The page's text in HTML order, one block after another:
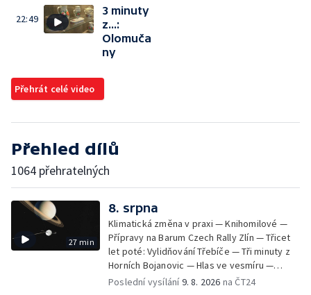
22:49
3 minuty
z...:
Olomuča
ny
Přehrát celé video
Přehled dílů
1064 přehratelných
27 min
8. srpna
Klimatická změna v praxi — Knihomilové —
Přípravy na Barum Czech Rally Zlín — Třicet
let poté: Vylidňování Třebíče — Tři minuty z
Horních Bojanovic — Hlas ve vesmíru —
iReportéři soutěž
Poslední vysílání9. 8. 2026 na ČT24